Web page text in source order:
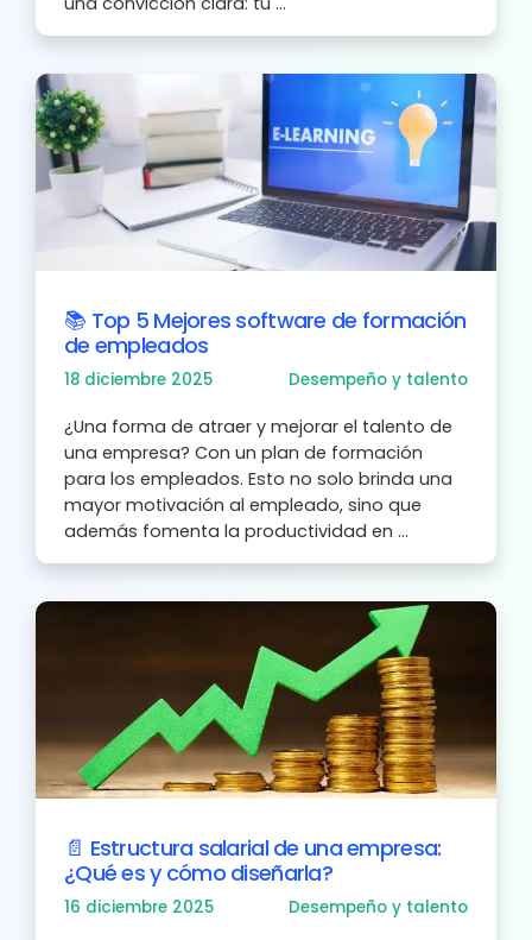
📚 Top 5 Mejores software de formación
de empleados
18 diciembre 2025 Desempeño y talento
¿Una forma de atraer y mejorar el talento de
una empresa? Con un plan de formación
para los empleados. Esto no solo brinda una
mayor motivación al empleado, sino que
además fomenta la productividad en ...
📄 Estructura salarial de una empresa:
¿Qué es y cómo diseñarla?
16 diciembre 2025 Desempeño y talento